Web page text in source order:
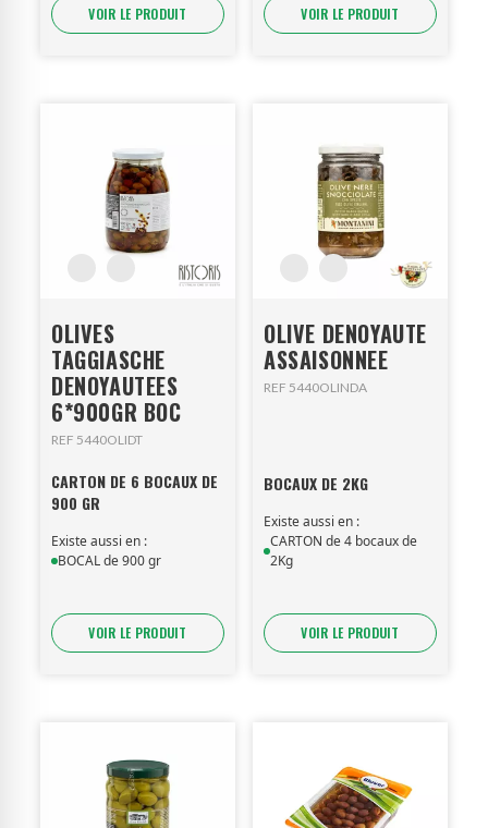
VOIR LE PRODUIT VOIR LE PRODUIT
OLIVES
TAGGIASCHE
DENOYAUTEES
6*900GR BOC
REF 5440OLIDT
CARTON DE 6 BOCAUX DE
900 GR
Existe aussi en :
BOCAL de 900 gr
VOIR LE PRODUIT
OLIVE DENOYAUTE
ASSAISONNEE
REF 5440OLINDA
BOCAUX DE 2KG
Existe aussi en :
CARTON de 4 bocaux de
2Kg
VOIR LE PRODUIT